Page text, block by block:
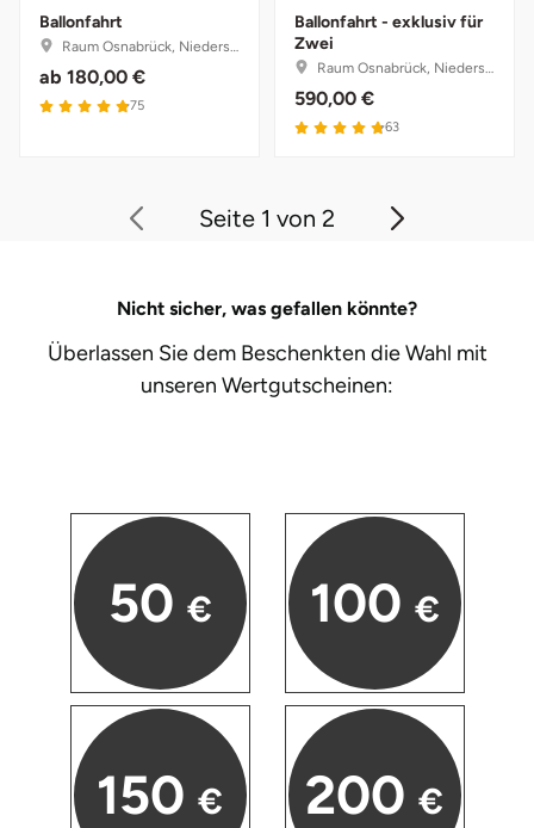
Ballonfahrt
Raum Osnabrück, Niedersachsen
ab 180,00 €
4.9 von 5
75
Ballonfahrt - exklusiv für
Zwei
Raum Osnabrück, Niedersachsen
590,00 €
4.8 von 5
63
Seite 1 von 2
Nicht sicher, was gefallen könnte?
Überlassen Sie dem Beschenkten die Wahl mit
unseren Wertgutscheinen:
50 €
150 €
100 €
200 €